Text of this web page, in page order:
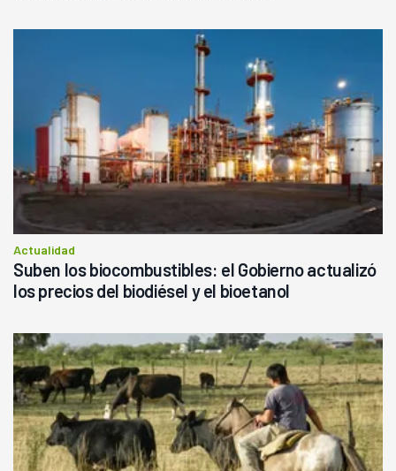
Actualidad
Suben los biocombustibles: el Gobierno actualizó
los precios del biodiésel y el bioetanol